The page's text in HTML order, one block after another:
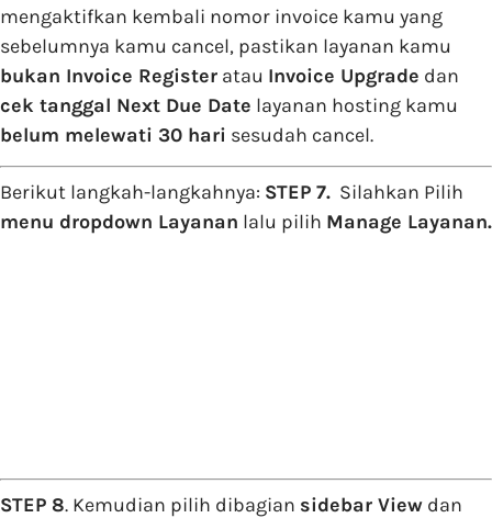
mengaktifkan kembali nomor invoice kamu yang
sebelumnya kamu cancel, pastikan layanan kamu
bukan Invoice Register atau Invoice Upgrade dan
cek tanggal Next Due Date layanan hosting kamu
belum melewati 30 hari sesudah cancel.
Berikut langkah-langkahnya: STEP 7. Silahkan Pilih
menu dropdown Layanan lalu pilih Manage Layanan.
STEP 8. Kemudian pilih dibagian sidebar View dan